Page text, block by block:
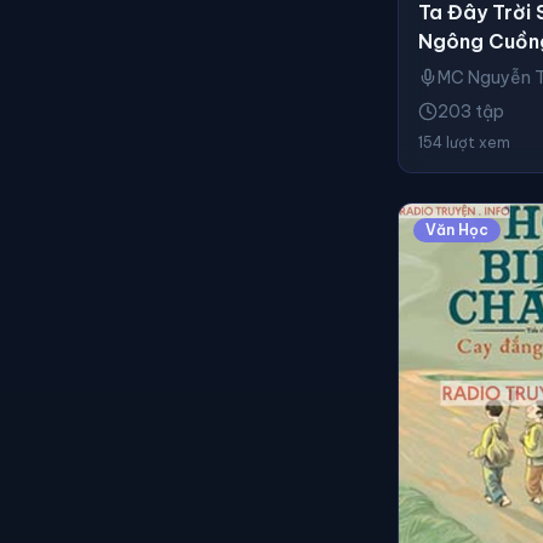
Ta Đây Trời
Ngông
MC Nguyễn
203 tập
154 lượt xem
Văn Học